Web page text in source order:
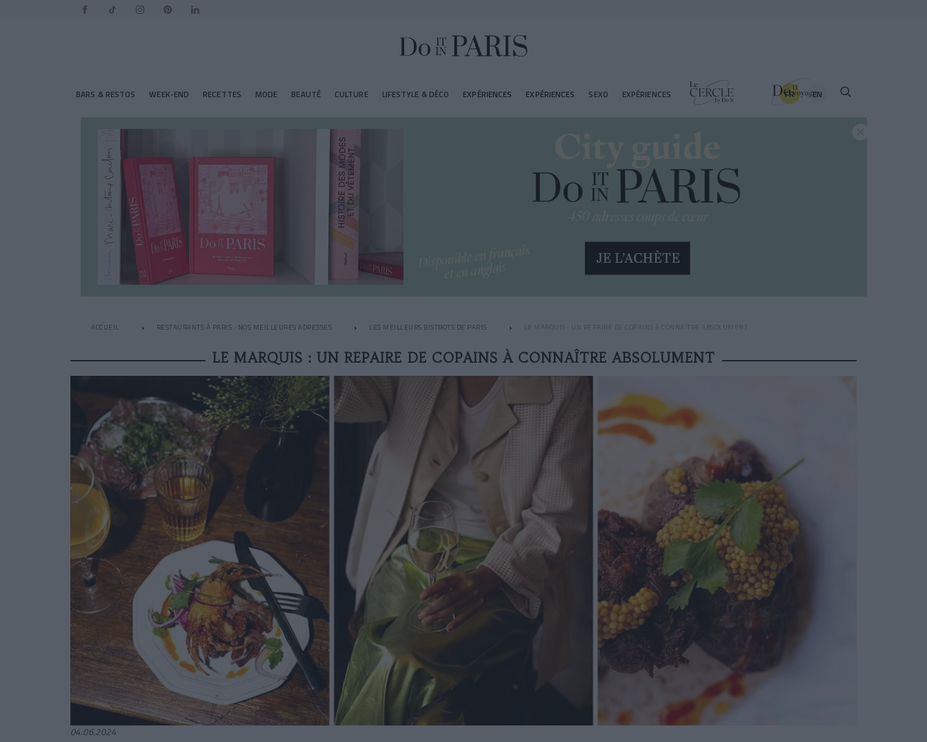
BARS & RESTOS WEEK-END RECETTES MODE BEAUTÉ CULTURE LIFESTYLE & DÉCO EXPÉRIENCES EXPÉRIENCES SEXO EXPÉRIENCES FR EN
ACCUEIL RESTAURANTS À PARIS : NOS MEILLEURES ADRESSES LES MEILLEURS BISTROTS DE PARIS LE MARQUIS : UN REPAIRE DE COPAINS À CONNAÎTRE ABSOLUMENT
LE MARQUIS : UN REPAIRE DE COPAINS À CONNAÎTRE ABSOLUMENT
04.06.2024